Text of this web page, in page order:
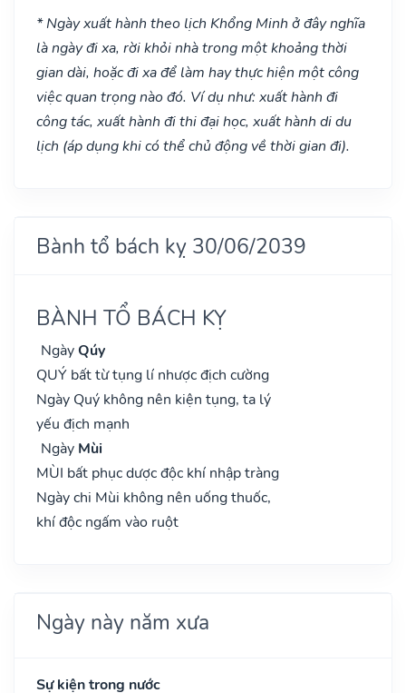
* Ngày xuất hành theo lịch Khổng Minh ở đây nghĩa
là ngày đi xa, rời khỏi nhà trong một khoảng thời
gian dài, hoặc đi xa để làm hay thực hiện một công
việc quan trọng nào đó. Ví dụ như: xuất hành đi
công tác, xuất hành đi thi đại học, xuất hành di du
lịch (áp dụng khi có thể chủ động về thời gian đi).
Bành tổ bách kỵ 30/06/2039
BÀNH TỔ BÁCH KỴ
NgàyQúy
QUÝ bất từ tụng lí nhược địch cường
Ngày Quý không nên kiện tụng, ta lý
yếu địch mạnh
Ngày Mùi
MÙI bất phục dược độc khí nhập tràng
Ngày chi Mùi không nên uống thuốc,
khí độc ngấm vào ruột
Ngày này năm xưa
Sự kiện trong nước